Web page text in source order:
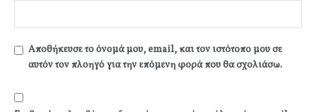
Αποθήκευσε το όνομά μου, email, και τον ιστότοπο μου σε
αυτόν τον πλοηγό για την επόμενη φορά που θα σχολιάσω.